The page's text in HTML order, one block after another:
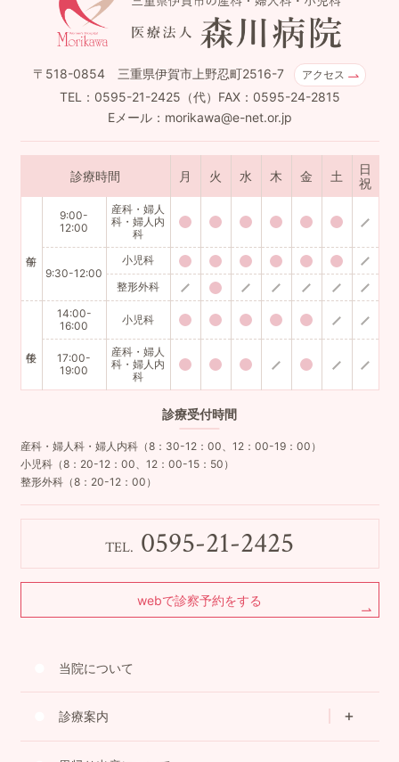
〒518-0854 三重県伊賀市上野忍町2516-7 アクセス
TEL：0595-21-2425（代）FAX：0595-24-2815
Eメール：morikawa@e-net.or.jp
診療時間 月 火 水 木 金 土
日
祝
9:00-
12:00
産科・婦人
科・婦人内
科
9:30-12:00
小児科
整形外科
14:00-
16:00
小児科
17:00-
19:00
産科・婦人
科・婦人内
科
診療受付時間
産科・婦人科・婦人内科（8：30-12：00、12：00-19：00）
小児科（8：20-12：00、12：00-15：50）
整形外科（8：20-12：00）
TEL. 0595-21-2425
webで診察予約をする
当院について
診療案内